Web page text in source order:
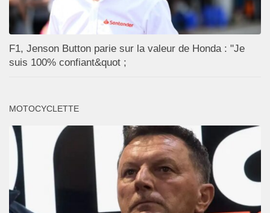
F1, Jenson Button parie sur la valeur de Honda : "Je
suis 100% confiant&quot ;
MOTOCYCLETTE